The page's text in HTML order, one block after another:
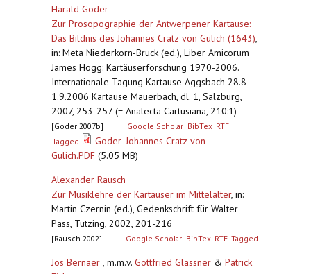
Harald Goder
Zur Prosopographie der Antwerpener Kartause:
Das Bildnis des Johannes Cratz von Gulich (1643),
in: Meta Niederkorn-Bruck (ed.), Liber Amicorum
James Hogg: Kartäuserforschung 1970-2006.
Internationale Tagung Kartause Aggsbach 28.8 -
1.9.2006 Kartause Mauerbach, dl. 1, Salzburg,
2007, 253-257 (= Analecta Cartusiana, 210:1)
[Goder 2007b] Google Scholar BibTex RTF
Tagged
Goder_Johannes Cratz von
Gulich.PDF (5.05 MB)
Alexander Rausch
Zur Musiklehre der Kartäuser im Mittelalter, in:
Martin Czernin (ed.), Gedenkschrift für Walter
Pass, Tutzing, 2002, 201-216
[Rausch 2002] Google Scholar BibTex RTF Tagged
Jos Bernaer , m.m.v. Gottfried Glassner & Patrick